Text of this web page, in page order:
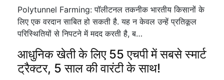
Polytunnel Farming: पॉलीटनल तकनीक भारतीय किसानों के
लिए एक वरदान साबित हो सकती है. यह न केवल उन्हें प्रतिकूल
परिस्थितियों से निपटने में मदद करती है, ब…
आधुनिक खेती के लिए 55 एचपी में सबसे स्मार्ट
ट्रैक्टर, 5 साल की वारंटी के साथ!